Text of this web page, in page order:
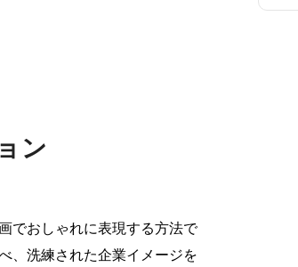
ン
でおしゃれに表現する方法で
、洗練された企業イメージを